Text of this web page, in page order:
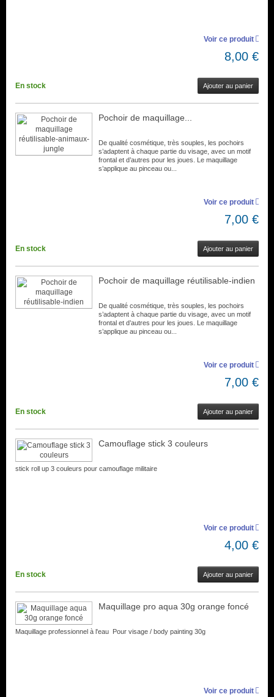
Voir ce produit
8,00 €
En stock Ajouter au panier
Pochoir de maquillage...
De qualité cosmétique, très souples, les pochoirs
s’adaptent à chaque partie du visage, avec un motif
frontal et d’autres pour les joues. Le maquillage
s’applique au pinceau ou...
Voir ce produit
7,00 €
En stock Ajouter au panier
Pochoir de maquillage réutilisable-indien
De qualité cosmétique, très souples, les pochoirs
s’adaptent à chaque partie du visage, avec un motif
frontal et d’autres pour les joues. Le maquillage
s’applique au pinceau ou...
Voir ce produit
7,00 €
En stock Ajouter au panier
Camouflage stick 3 couleurs
stick roll up 3 couleurs pour camouflage militaire
Voir ce produit
4,00 €
En stock Ajouter au panier
Maquillage pro aqua 30g orange foncé
Maquillage professionnel à l'eau Pour visage / body painting 30g
Voir ce produit